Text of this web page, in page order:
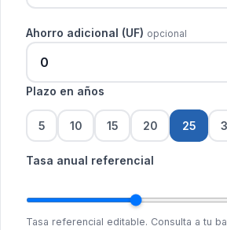
Ahorro adicional (UF) opcional
Plazo en años
5 10 15 20 25
Tasa anual referencial
Tasa referencial editable. Consulta a tu